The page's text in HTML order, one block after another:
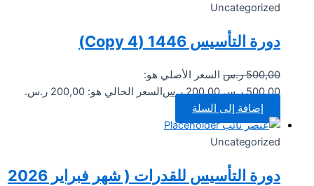
Uncategorized
دورة التأسيس 1446 (Copy 4)
500,00 ر.س السعر الأصلي هو:
500,00 ر.س.
200,00 ر.سالسعر الحالي هو: 200,00 ر.س.
إضافة إلى السلة
Uncategorized
دورة التأسيس للقدرات ( شهر فبراير 2026